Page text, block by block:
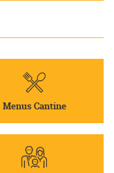
Menus Cantine